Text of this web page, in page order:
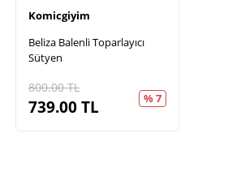
Komicgiyim
Beliza Balenli Toparlayıcı
Sütyen
800.00TL
739.00TL % 7